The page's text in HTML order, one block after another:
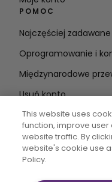
POMOC
Najczęściej
Oprogramowanie i
Międzynarodowe
Usuń konto
adres e-mail
This website uses
function, improve
website traffic. By
website's cookie use
Policy.